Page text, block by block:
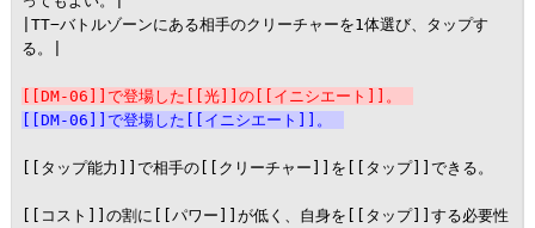
|TT−バトルゾーンにある相手のクリーチャーを1体選び、タップす
る。|
[[DM-06]]で登場した[[光]]の[[イニシエート]]。
[[DM-06]]で登場した[[イニシエート]]。
[[タップ能力]]で相手の[[クリーチャー]]を[[タップ]]できる。
[[コスト]]の割に[[パワー]]が低く、自身を[[タップ]]する必要性